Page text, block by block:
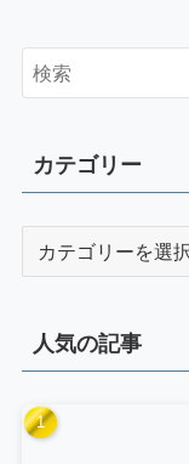
カテゴリー
ー
人気の記事